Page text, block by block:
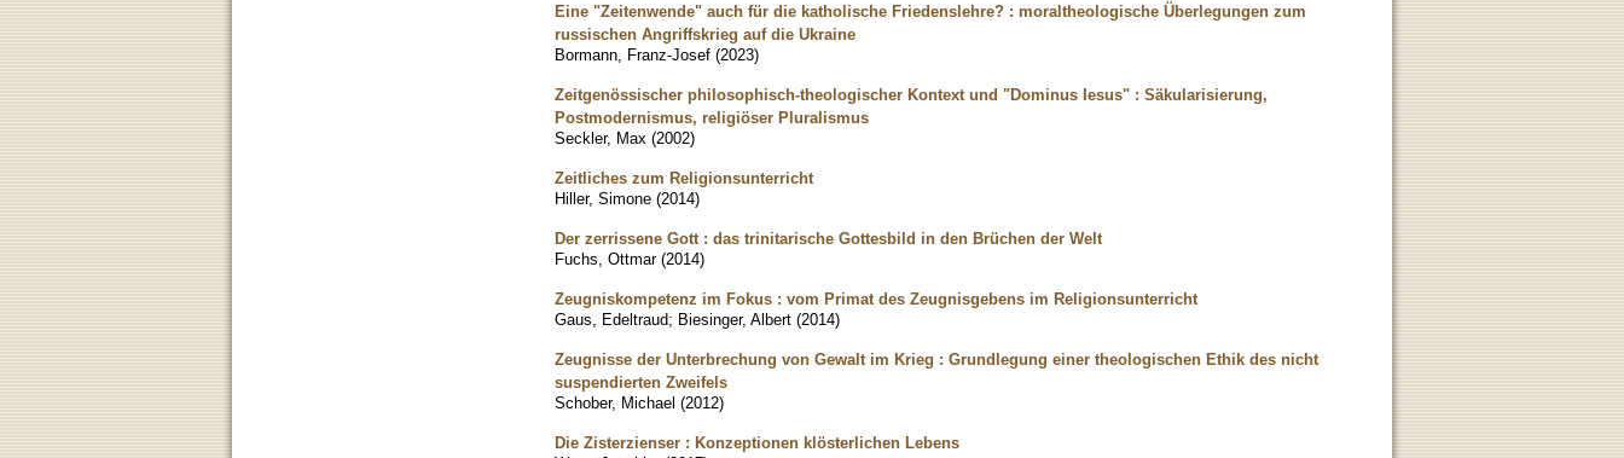
Eine "Zeitenwende" auch für die katholische Friedenslehre? : moraltheologische Überlegungen zum
russischen Angriffskrieg auf die Ukraine
Bormann, Franz-Josef (2023)
Zeitgenössischer philosophisch-theologischer Kontext und "Dominus Iesus" : Säkularisierung,
Postmodernismus, religiöser Pluralismus
Seckler, Max (2002)
Zeitliches zum Religionsunterricht
Hiller, Simone (2014)
Der zerrissene Gott : das trinitarische Gottesbild in den Brüchen der Welt
Fuchs, Ottmar (2014)
Zeugniskompetenz im Fokus : vom Primat des Zeugnisgebens im Religionsunterricht
Gaus, Edeltraud; Biesinger, Albert (2014)
Zeugnisse der Unterbrechung von Gewalt im Krieg : Grundlegung einer theologischen Ethik des nicht
suspendierten Zweifels
Schober, Michael (2012)
Die Zisterzienser : Konzeptionen klösterlichen Lebens